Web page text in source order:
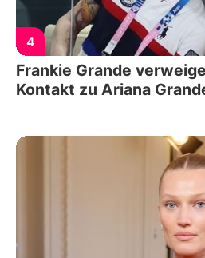
4
Frankie Grande
Kontakt zu Ariana